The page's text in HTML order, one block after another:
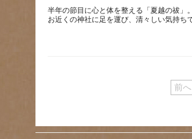
半年の節目に心と体を整える「夏越の祓」。
前へ